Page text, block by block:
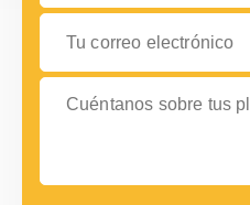
Tu correo electrónico
Cuéntanos sobre tus planes